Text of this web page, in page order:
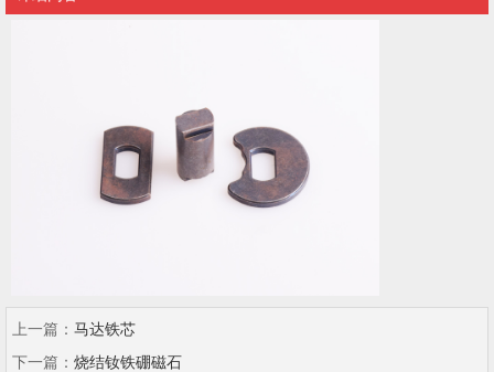
上一篇： 马达铁芯
下一篇： 烧结钕铁硼磁石